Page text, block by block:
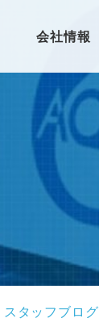
会社情報
スタッフブログ